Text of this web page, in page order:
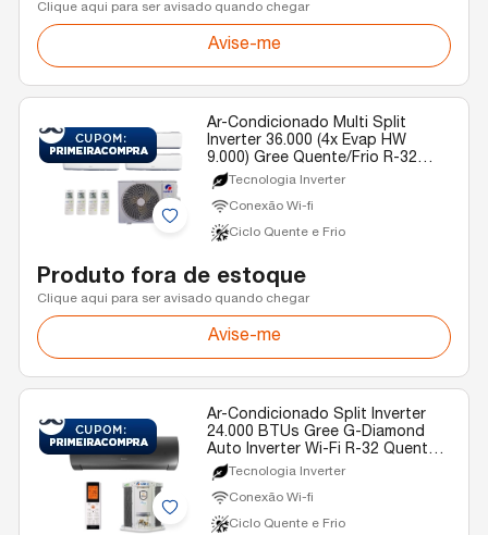
Clique aqui para ser avisado quando chegar
Avise-me
Ar-Condicionado Multi Split
Inverter 36.000 (4x Evap HW
9.000) Gree Quente/Frio R-32
220vTecnologia Inverter
Conexão Wi-fi
Ciclo Quente e Frio
Produto fora de estoque
Clique aqui para ser avisado quando chegar
Avise-me
Ar-Condicionado Split Inverter
24.000 BTUs Gree G-Diamond
Auto Inverter Wi-Fi R-32 Quente e
Frio 220v
Tecnologia Inverter
Conexão Wi-fi
Ciclo Quente e Frio